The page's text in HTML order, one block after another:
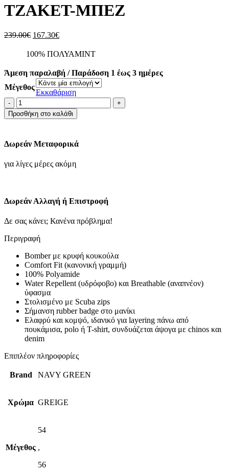
ΤΖΑΚΕΤ-ΜΠΕΖ
239.00€ Original
was:
167.30€Η
τιμή
167.30€.
100% ΠΟΛΥΑΜΙΝΤ
Άμεση παραλαβή / Παράδοση 1 έως 3 ημέρες
Μέγεθος
Εκκαθάριση
ΤΖΑΚΕΤ-
ΜΠΕΖ
ποσότητα
Προσθήκη στο καλάθι
Δωρεάν Μεταφορικά
για λίγες μέρες ακόμη
Δωρεάν Αλλαγή ή Επιστροφή
Δε σας κάνει; Κανένα πρόβλημα!
Περιγραφή
Bomber με κρυφή κουκούλα
Comfort Fit (κανονική γραμμή)
100% Polyamide
Water Repellent (υδρόφοβο) και Breathable (αναπνέον)
ύφασμα
Στολισμένο με Scuba zips
Σήμανση rubber badge στο μανίκι
Ελαφρύ και κομψό, ιδανικό για layering πάνω από
πουκάμισα, polo ή T-shirt, συνδυάζεται άψογα με chinos και
denim
Επιπλέον πληροφορίες
Brand NAVY GREEN
Χρώμα GREIGE
Μέγεθος
54
,
56